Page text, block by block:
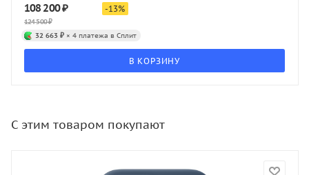
108 200₽
124 500₽
-13%
32 663 ₽ × 4 платежа в Сплит
В КОРЗИНУ
С этим товаром покупают